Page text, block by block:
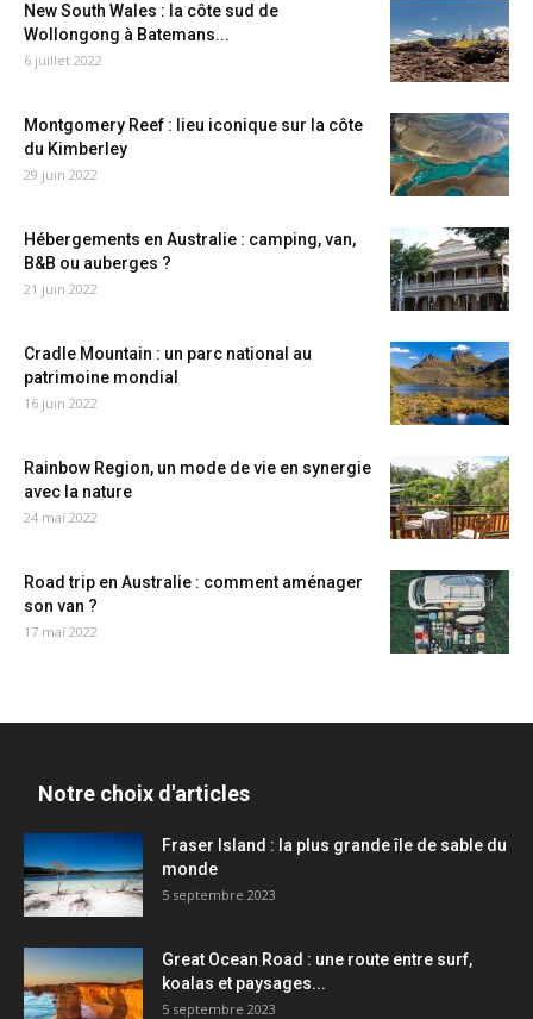
New South Wales : la côte sud de
Wollongong à Batemans...
6 juillet 2022
Montgomery Reef : lieu iconique sur la côte
du Kimberley
29 juin 2022
Hébergements en Australie : camping, van,
B&B ou auberges ?
21 juin 2022
Cradle Mountain : un parc national au
patrimoine mondial
16 juin 2022
Rainbow Region, un mode de vie en synergie
avec la nature
24 mai 2022
Road trip en Australie : comment aménager
son van ?
17 mai 2022
Notre choix d'articles
Fraser Island : la plus grande île de sable du
monde
5 septembre 2023
Great Ocean Road : une route entre surf,
koalas et paysages...
5 septembre 2023